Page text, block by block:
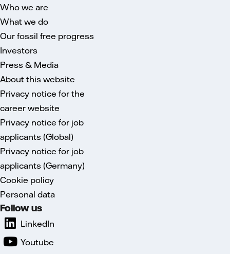
Who we are
What we do
Our fossil free progress
Investors
Press & Media
About this website
Privacy notice for the
career website
Privacy notice for job
applicants (Global)
Privacy notice for job
applicants (Germany)
Cookie policy
Personal data
Follow us
LinkedIn
Youtube